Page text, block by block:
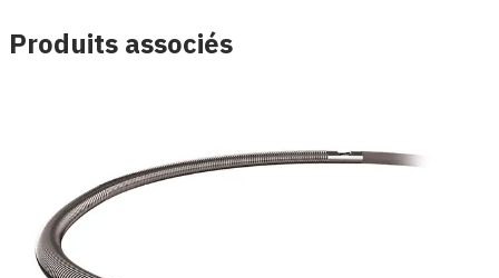
Produits associés